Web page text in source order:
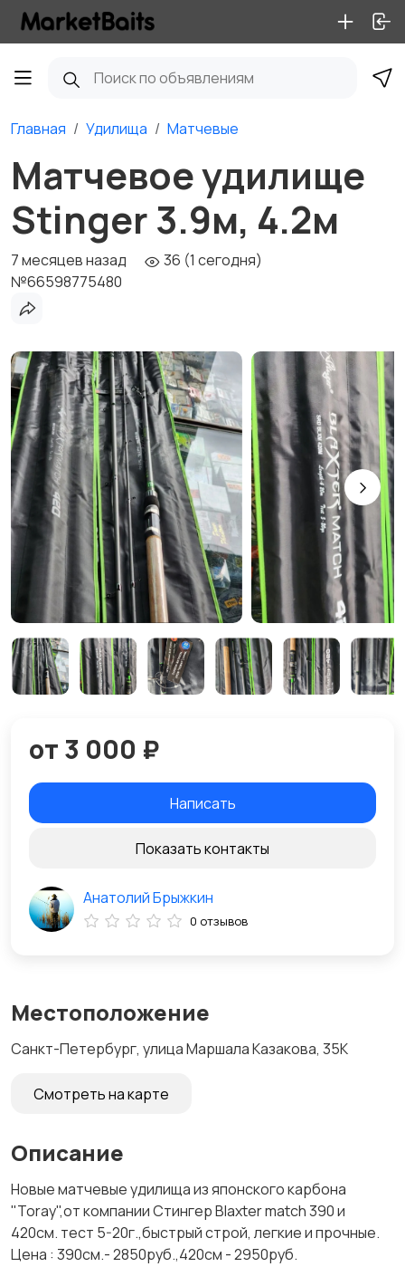
Главная Удилища Матчевые
Матчевое удилище
Stinger 3.9м, 4.2м
7 месяцев назад
36 (1 сегодня)
№66598775480
Местоположение
Санкт-Петербург, улица Маршала Казакова, 35К
Смотреть на карте
Описание
Новые матчевые удилища из японского карбона
"Toray",от компании Стингер Blaxter match 390 и
420см. тест 5-20г.,быстрый строй, легкие и прочные.
Цена : 390см.- 2850руб.,420см - 2950руб.
от 3 000 ₽
Написать
Показать контакты
Анатолий Брыжкин
0 отзывов